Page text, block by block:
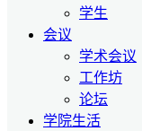
学生
会议
学术会议
工作坊
论坛
学院生活